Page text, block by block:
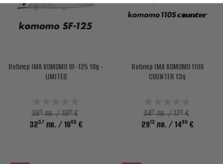
Воблер IMA KOMOMO SF-125 18g -
LIMITED
3831лв. / 1959€
3257 лв. / 1665 €
Воблер IMA KOMOMO 110S
COUNTER 13g
3427лв. / 1752€
2913 лв. / 1489 €